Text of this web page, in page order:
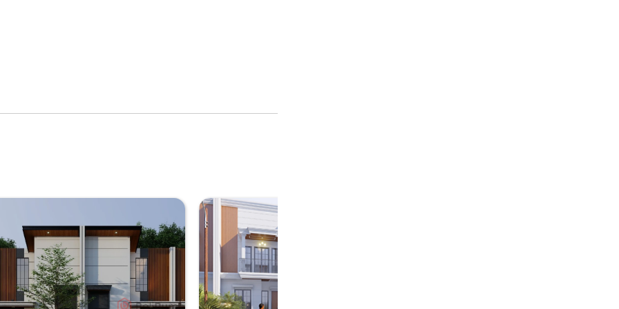
nyaman yang berlokasi di Tarumajaya